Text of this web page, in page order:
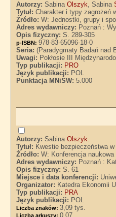
Autorzy:SabinaOlszyk, Sabina
Tytuł:Charakter i typy zagrożeń
Źródło:W: Jednostki, grupy i
Adres wydawniczy: Poznań :
Opis fizyczny:S. 289-305
p-ISBN:978-83-65096-18-0
Seria:(Paradygmaty Badań nad
Uwagi: Pokłosie III
Typ publikacji: PRO
Język publikacji: POL
Punktacja MNiSW:5.000
Autorzy:SabinaOlszyk.
Tytuł: Kwestie bezpieczeństwa
Źródło:W: Konferencja
Adres wydawniczy: Poznań :
Opis fizyczny:S. 61
Miejsce i data konferencji:
Organizator: Katedra Ekonomii
Typ publikacji: PRA
Język publikacji: POL
Liczba znaków:3,09 tys.
Liczba arkuszy:0,07